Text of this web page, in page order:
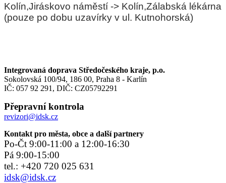
Kolín,Jiráskovo náměstí -> Kolín,Zálabská lékárna
(pouze po dobu uzavírky v ul. Kutnohorská)
Integrovaná doprava Středočeského kraje, p.o.
Sokolovská 100/94, 186 00, Praha 8 - Karlín
IČ: 057 92 291, DIČ: CZ05792291
Přepravní kontrola
revizori@idsk.cz
Kontakt pro města, obce a další partnery
Po-Čt 9:00-11:00 a 12:00-16:30
Pá 9:00-15:00
tel.: +420 720 025 631
idsk@idsk.cz